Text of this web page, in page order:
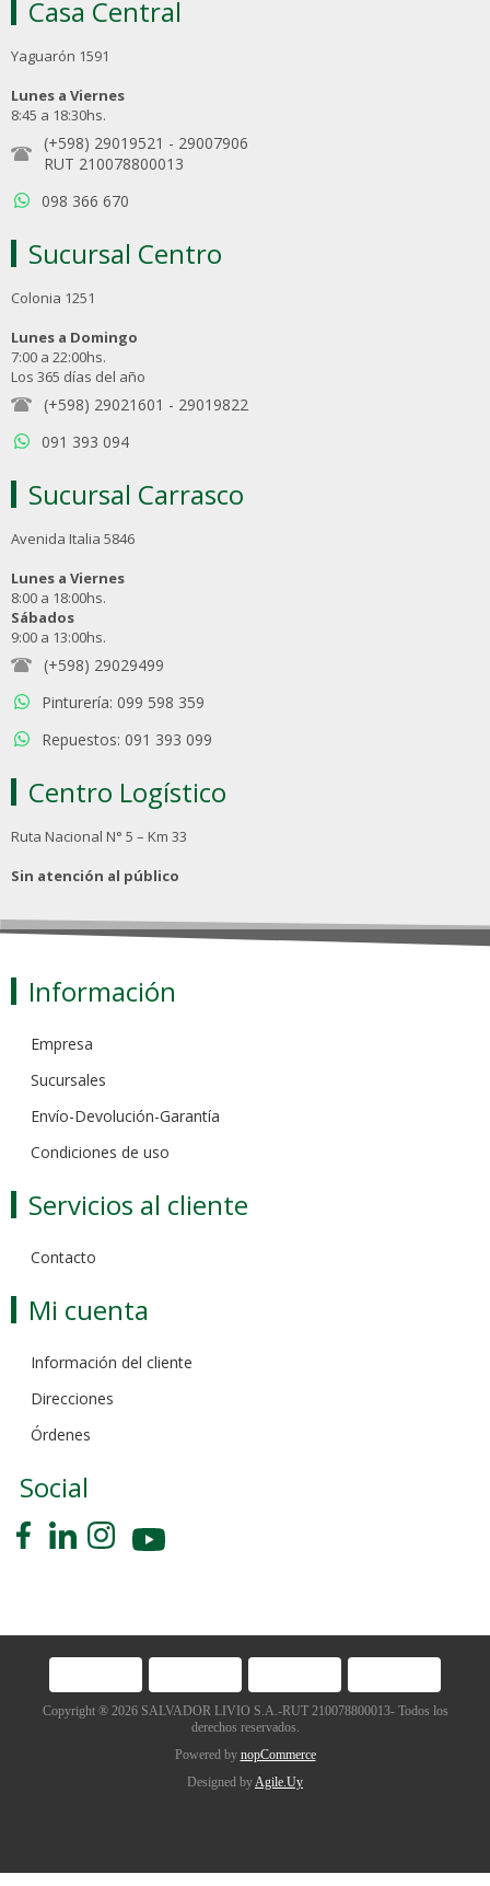
Casa Central
Yaguarón 1591
Lunes a Viernes
8:45 a 18:30hs.
(+598) 29019521 - 29007906
RUT 210078800013
098 366 670
Sucursal Centro
Colonia 1251
Lunes a Domingo
7:00 a 22:00hs.
Los 365 días del año
(+598) 29021601 - 29019822
091 393 094
Sucursal Carrasco
Avenida Italia 5846
Lunes a Viernes
8:00 a 18:00hs.
Sábados
9:00 a 13:00hs.
(+598) 29029499
Pinturería: 099 598 359
Repuestos: 091 393 099
Centro Logístico
Ruta Nacional N° 5 – Km 33
Sin atención al público
Información
Empresa
Sucursales
Envío-Devolución-Garantía
Condiciones de uso
Servicios al cliente
Contacto
Mi cuenta
Información del cliente
Direcciones
Órdenes
Social
Copyright ® 2026 SALVADOR LIVIO S.A.-RUT 210078800013- Todos los
derechos reservados.
Powered by nopCommerce
Designed byAgile.Uy